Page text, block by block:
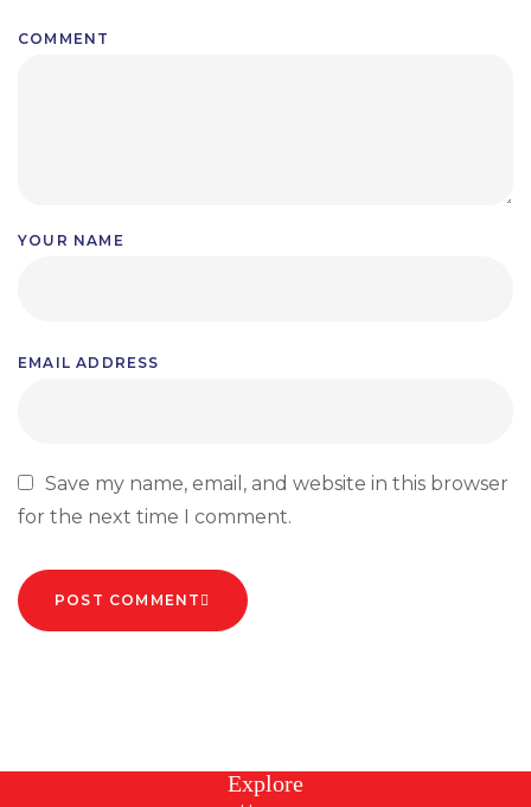
COMMENT
YOUR NAME
EMAIL ADDRESS
Save my name, email, and website in this browser
for the next time I comment.
POST COMMENT
Explore